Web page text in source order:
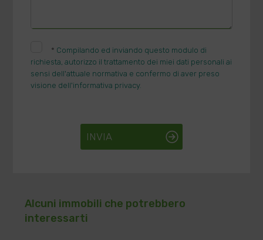
* Compilando ed inviando questo modulo di
richiesta, autorizzo il trattamento dei miei dati personali ai
sensi dell'attuale normativa e confermo di aver preso
visione dell'informativa privacy.
INVIA
Alcuni immobili che potrebbero
interessarti